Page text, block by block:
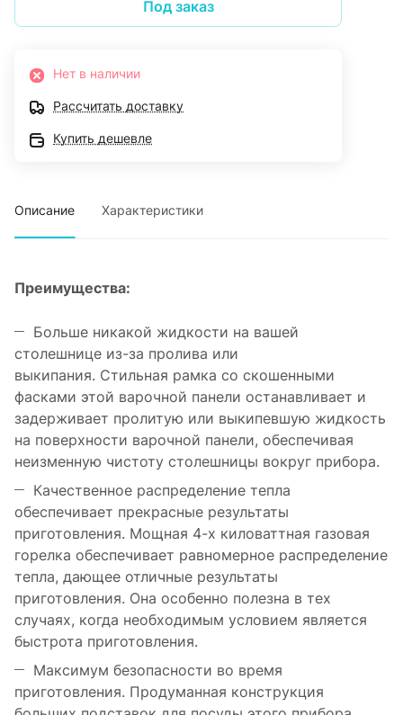
Под заказ
Нет в наличии
Рассчитать доставку
Купить дешевле
Описание Характеристики
Преимущества:
Больше никакой жидкости на вашей
столешнице из-за пролива или
выкипания. Стильная рамка со скошенными
фасками этой варочной панели останавливает и
задерживает пролитую или выкипевшую жидкость
на поверхности варочной панели, обеспечивая
неизменную чистоту столешницы вокруг прибора.
Качественное распределение тепла
обеспечивает прекрасные результаты
приготовления. Мощная 4-х киловаттная газовая
горелка обеспечивает равномерное распределение
тепла, дающее отличные результаты
приготовления. Она особенно полезна в тех
случаях, когда необходимым условием является
быстрота приготовления.
Максимум безопасности во время
приготовления. Продуманная конструкция